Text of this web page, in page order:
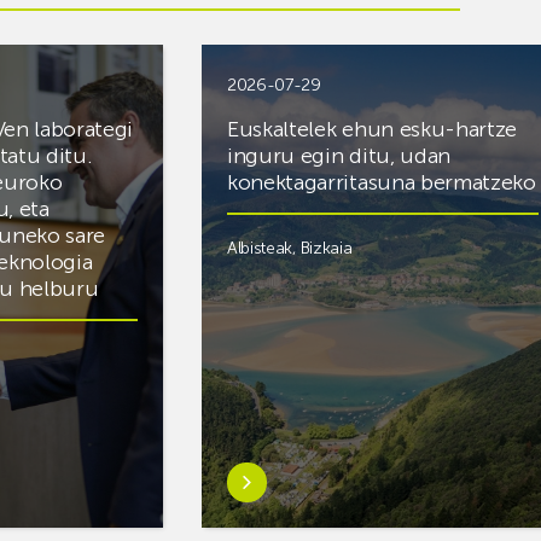
laborategi
ditu.
eta
sare
helburu
2026-07-29
Euskaltelek ehun esku-hartze
inguru egin ditu, udan
konektagarritasuna bermatzeko
Albisteak, Bizkaia
Ezagutu
gehiago:Euskaltelek
ehun